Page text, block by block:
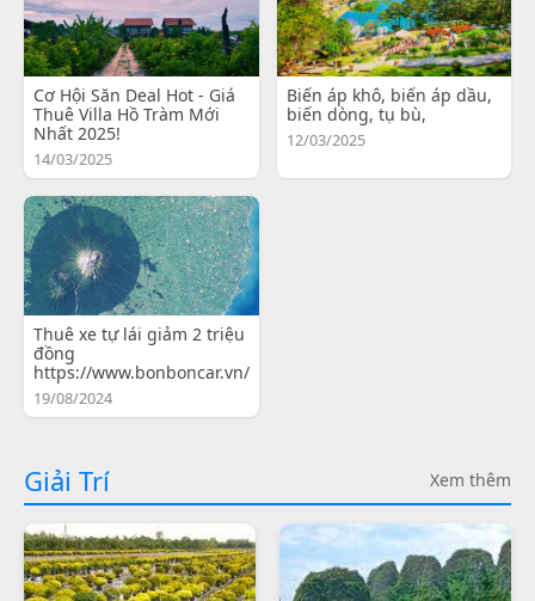
Cơ Hội Săn Deal Hot - Giá
Thuê Villa Hồ Tràm Mới
Nhất 2025!
14/03/2025
Biến áp khô, biến áp dầu,
biến dòng, tụ bù,
12/03/2025
Thuê xe tự lái giảm 2 triệu
đồng
https://www.bonboncar.vn/
19/08/2024
Giải Trí Xem thêm